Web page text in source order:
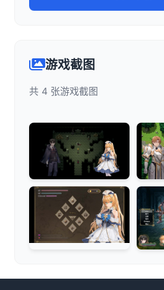
游戏截图
共 4 张游戏截图